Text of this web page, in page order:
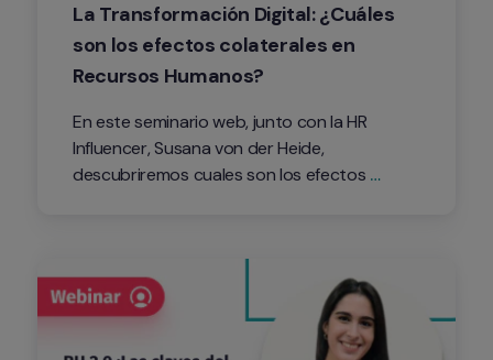
La Transformación Digital: ¿Cuáles
son los efectos colaterales en
Recursos Humanos?
En este seminario web, junto con la HR
Influencer, Susana von der Heide,
descubriremos cuales son los efectos